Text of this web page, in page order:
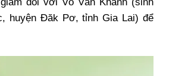
huyện Đăk Pơ, tỉnh Gia Lai) để